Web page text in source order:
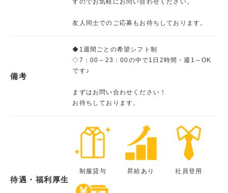
すのでお気軽にお問い合わせください。
友人同士でのご応募もお待ちしております。
備考
◆1週間ごとの希望シフト制
◇7：00～23：00の中で1日2時間・週1～OK
です♪
まずはお問い合わせください！
お待ちしております。
待遇・福利厚生
制服貸与 昇給あり 社員登用